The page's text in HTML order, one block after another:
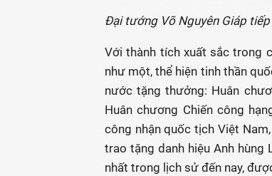
Đại tướng Võ Nguyên Giáp
Với thành tích xuất sắc trong
như một, thể hiện tinh thần
nước tặng thưởng: Huân
Huân chương Chiến công
công nhận quốc tịch Việt
trao tặng danh hiệu Anh hùng
nhất trong lịch sử đến nay,